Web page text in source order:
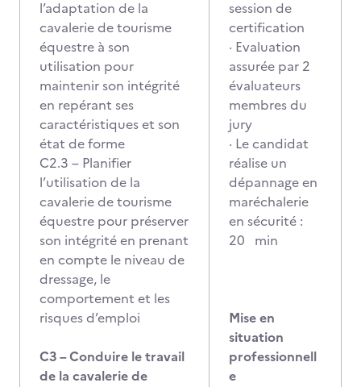
l’adaptation de la
cavalerie de tourisme
équestre à son
utilisation pour
maintenir son intégrité
en repérant ses
caractéristiques et son
état de forme
C2.3 – Planifier
l’utilisation de la
cavalerie de tourisme
équestre pour préserver
son intégrité en prenant
en compte le niveau de
dressage, le
comportement et les
risques d’emploi
C3 – Conduire le travail
de la cavalerie de
session de
certification
· Evaluation
assurée par 2
évaluateurs
membres du
jury
· Le candidat
réalise un
dépannage en
maréchalerie
en sécurité :
20 min
Mise en
situation
professionnell
e